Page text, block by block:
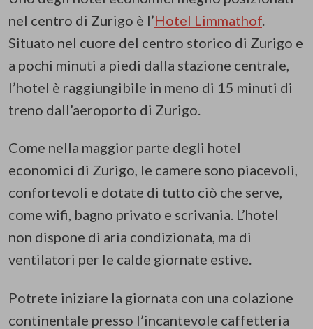
nel centro di Zurigo è l’Hotel Limmathof
Situato nel cuore del centro storico di Zurigo e
a pochi minuti a piedi dalla stazione centrale,
l’hotel è raggiungibile in meno di 15 minuti di
treno dall’aeroporto di Zurigo.
Come nella maggior parte degli hotel
economici di Zurigo, le camere sono piacevoli,
confortevoli e dotate di tutto ciò che serve,
come wifi, bagno privato e scrivania. L’hotel
non dispone di aria condizionata, ma di
ventilatori per le calde giornate estive.
Potrete iniziare la giornata con una colazione
continentale presso l’incantevole caffetteria